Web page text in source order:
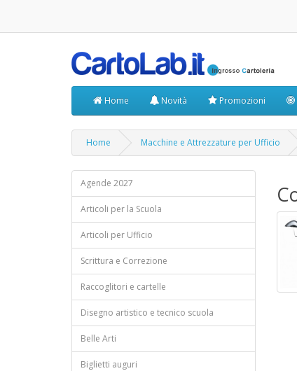
Home Novità Promozioni
Home Macchine e Attrezzature per Ufficio
Agende 2027
Articoli per la Scuola
Articoli per Ufficio
Scrittura e Correzione
Raccoglitori e cartelle
Disegno artistico e tecnico scuola
Belle Arti
Biglietti auguri